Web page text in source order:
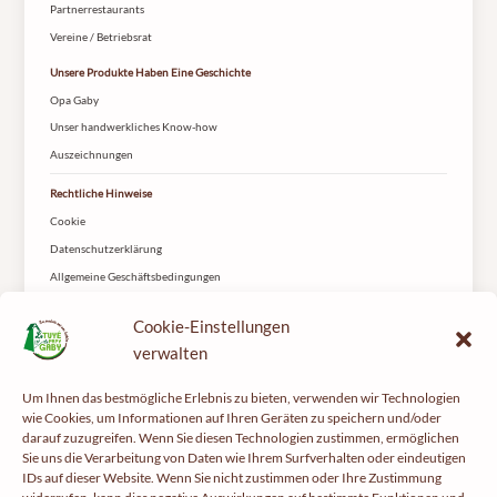
Cookie-Einstellungen
verwalten
Um Ihnen das bestmögliche Erlebnis zu bieten, verwenden wir Technologien
wie Cookies, um Informationen auf Ihren Geräten zu speichern und/oder
darauf zuzugreifen. Wenn Sie diesen Technologien zustimmen, ermöglichen
Sie uns die Verarbeitung von Daten wie Ihrem Surfverhalten oder eindeutigen
IDs auf dieser Website. Wenn Sie nicht zustimmen oder Ihre Zustimmung
Partnerrestaurants
Vereine / Betriebsrat
Unsere Produkte Haben Eine Geschichte
Opa Gaby
Unser handwerkliches Know-how
Auszeichnungen
Rechtliche Hinweise
Cookie
Datenschutzerklärung
Allgemeine Geschäftsbedingungen
Kontakt
25650 Gilley